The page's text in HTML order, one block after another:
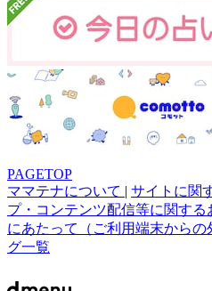
PAGETOP
ママテナについて | サイトに関
プ・コンテンツ配信等に関する
にあたって（ご利用端末からの
グ一覧